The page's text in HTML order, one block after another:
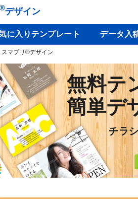
®デザイン
に入りテンプレート データ入
スマプリ®デザイン
無料テ
簡単デ
チラ